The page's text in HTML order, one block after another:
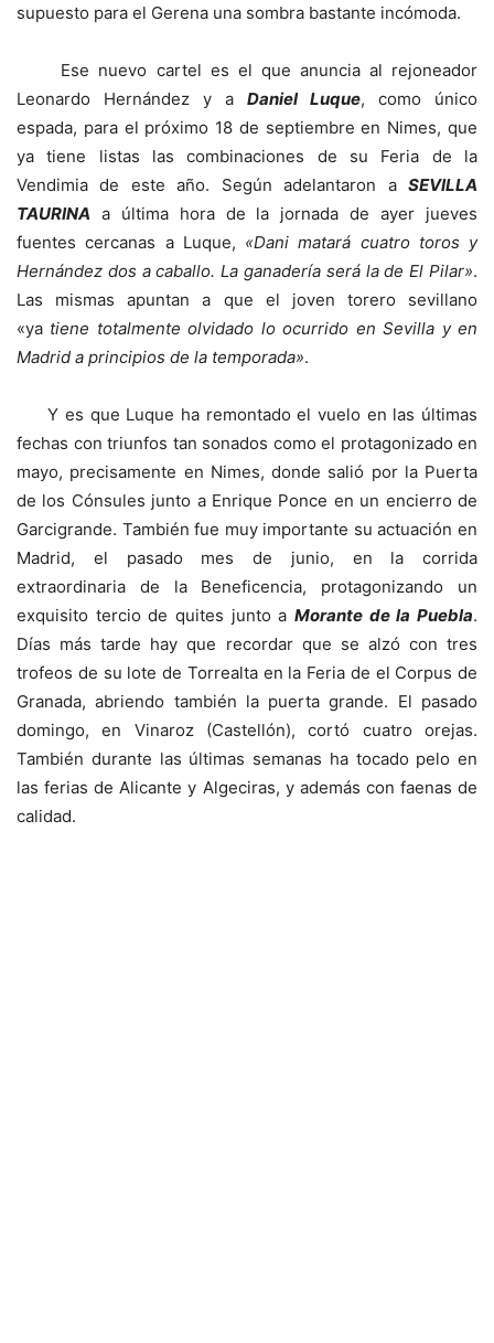
supuesto para el Gerena una sombra bastante incómoda.
Ese nuevo cartel es el que anuncia al rejoneador
Leonardo Hernández y a Daniel Luque, como único
espada, para el próximo 18 de septiembre en Nimes, que
ya tiene listas las combinaciones de su Feria de la
Vendimia de este año. Según adelantaron a SEVILLA
TAURINA a última hora de la jornada de ayer jueves
fuentes cercanas a Luque, «Dani matará cuatro toros y
Hernández dos a caballo. La ganadería será la de El Pilar».
Las mismas apuntan a que el joven torero sevillano
«ya tiene totalmente olvidado lo ocurrido en Sevilla y en
Madrid a principios de la temporada».
Y es que Luque ha remontado el vuelo en las últimas
fechas con triunfos tan sonados como el protagonizado en
mayo, precisamente en Nimes, donde salió por la Puerta
de los Cónsules junto a Enrique Ponce en un encierro de
Garcigrande. También fue muy importante su actuación en
Madrid, el pasado mes de junio, en la corrida
extraordinaria de la Beneficencia, protagonizando un
exquisito tercio de quites junto a Morante de la Puebla.
Días más tarde hay que recordar que se alzó con tres
trofeos de su lote de Torrealta en la Feria de el Corpus de
Granada, abriendo también la puerta grande. El pasado
domingo, en Vinaroz (Castellón), cortó cuatro orejas.
También durante las últimas semanas ha tocado pelo en
las ferias de Alicante y Algeciras, y además con faenas de
calidad.